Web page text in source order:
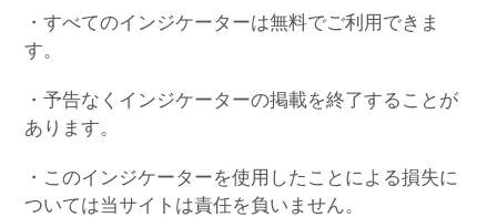
・すべてのインジケーターは無料でご利用できま
す。
・予告なくインジケーターの掲載を終了することが
あります。
・このインジケーターを使用したことによる損失に
ついては当サイトは責任を負いません。